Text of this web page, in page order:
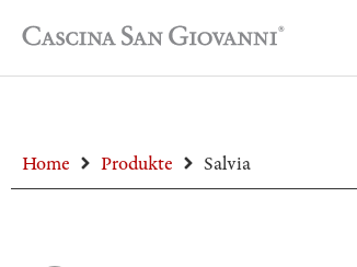
Home Produkte Salvia